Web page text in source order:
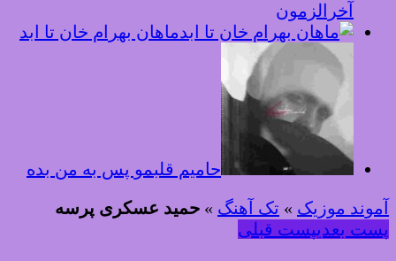
آخرالزمون
ماهان بهرام خان تا ابد
حامیم قلبمو پس به من بده
آموند موزیک » تک آهنگ » حمید عسکری پرسه
پست بعدیپست قبلی